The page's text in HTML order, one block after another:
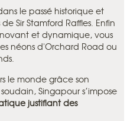
le passé historique et
Sir Stamford Raffles. Enfin
et dynamique, vous
néons d'Orchard Road ou
le monde grâce son
Singapour s’impose
justifiant des